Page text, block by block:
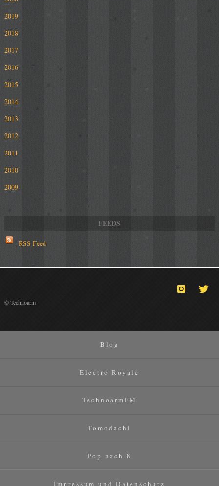
2019
2018
2017
2016
2015
2014
2013
2012
2011
2010
2009
RSS Feed
© Technoarm
Blog
Electro Royale
TechnoarmFM
Tomodachi
Pop nach 8
Impressum und Datenschutz